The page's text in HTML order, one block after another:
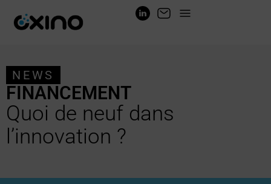
NEWS
FINANCEMENT
Quoi de neuf dans
l’innovation ?